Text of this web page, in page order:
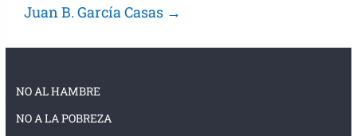
Juan B. García Casas →
NO AL HAMBRE
NO A LA POBREZA